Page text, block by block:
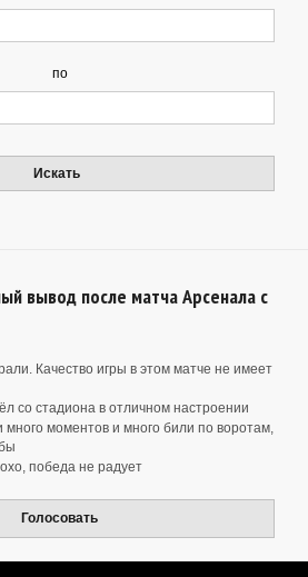
по
Искать
вывод после матча Арсенала с
Качество игры в этом матче не имеет
со стадиона в отличном настроении
моментов и много били по воротам,
победа не радует
Голосовать